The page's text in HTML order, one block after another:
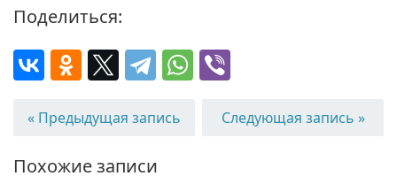
Поделиться:
« Предыдущая запись Следующая запись »
Похожие записи